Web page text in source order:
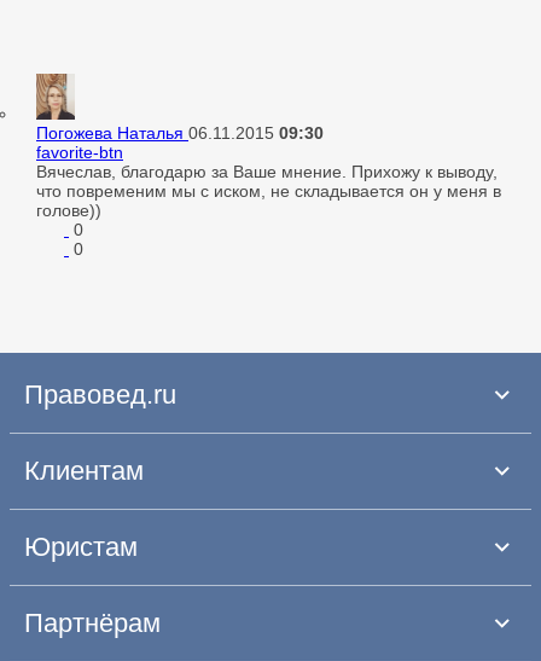
Погожева Наталья 06.11.2015 09:30
favorite-btn
Вячеслав, благодарю за Ваше мнение. Прихожу к выводу,
что повременим мы с иском, не складывается он у меня в
голове))
0
0
Правовед.ru
Клиентам
Юристам
Партнёрам